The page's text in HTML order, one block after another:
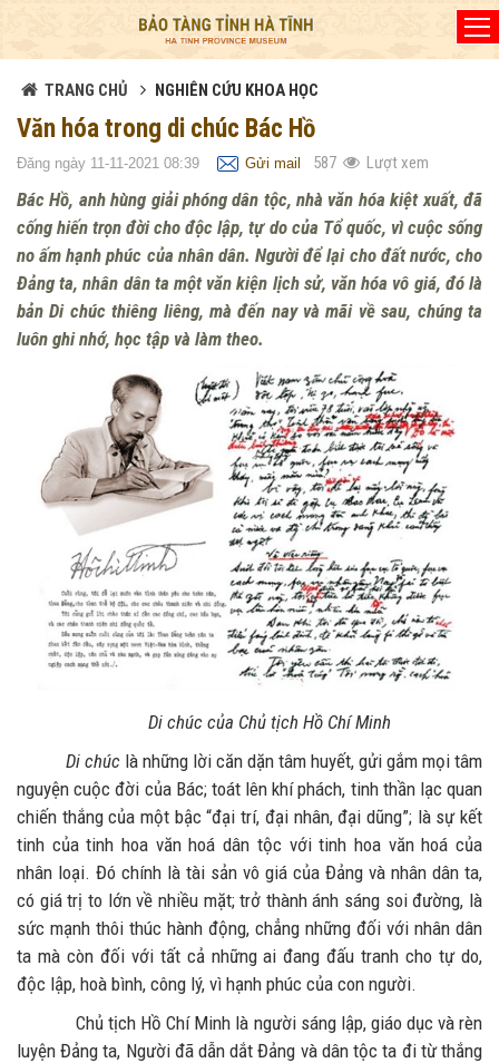
TRANG CHỦ NGHIÊN CỨU KHOA HỌC
Văn hóa trong di chúc Bác Hồ
Đăng ngày 11-11-2021 08:39 Gửi mail 587 Lượt xem
Bác Hồ, anh hùng giải phóng dân tộc, nhà văn hóa kiệt xuất, đã
cống hiến trọn đời cho độc lập, tự do của Tổ quốc, vì cuộc sống
no ấm hạnh phúc của nhân dân. Người để lại cho đất nước, cho
Đảng ta, nhân dân ta một văn kiện lịch sử, văn hóa vô giá, đó là
bản Di chúc thiêng liêng, mà đến nay và mãi về sau, chúng ta
luôn ghi nhớ, học tập và làm theo.
Di chúc của Chủ tịch Hồ Chí Minh
Di chúc là những lời căn dặn tâm huyết, gửi gắm mọi tâm
nguyện cuộc đời của Bác; toát lên khí phách, tinh thần lạc quan
chiến thắng của một bậc “đại trí, đại nhân, đại dũng”; là sự kết
tinh của tinh hoa văn hoá dân tộc với tinh hoa văn hoá của
nhân loại. Đó chính là tài sản vô giá của Đảng và nhân dân ta,
có giá trị to lớn về nhiều mặt; trở thành ánh sáng soi đường, là
sức mạnh thôi thúc hành động, chẳng những đối với nhân dân
ta mà còn đối với tất cả những ai đang đấu tranh cho tự do,
độc lập, hoà bình, công lý, vì hạnh phúc của con người.
Chủ tịch Hồ Chí Minh là người sáng lập, giáo dục và rèn
luyện Đảng ta, Người đã dẫn dắt Đảng và dân tộc ta đi từ thắng
Đã kết nối EMC